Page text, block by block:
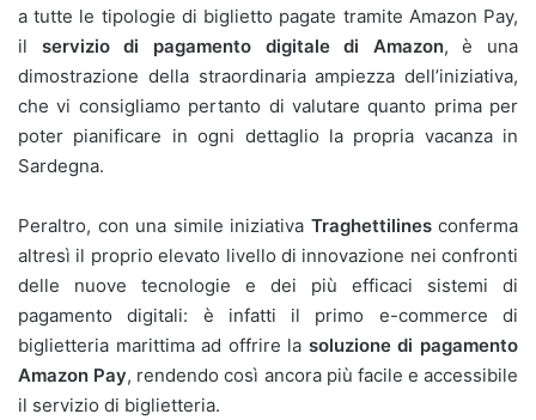
a tutte le tipologie di biglietto pagate tramite Amazon Pay,
il servizio di pagamento digitale di Amazon, è una
dimostrazione della straordinaria ampiezza dell’iniziativa,
che vi consigliamo pertanto di valutare quanto prima per
poter pianificare in ogni dettaglio la propria vacanza in
Sardegna.
Peraltro, con una simile iniziativa Traghettilinesconferma
altresì il proprio elevato livello di innovazione nei confronti
delle nuove tecnologie e dei più efficaci sistemi di
pagamento digitali: è infatti il primo e-commerce di
biglietteria marittima ad offrire la soluzione di pagamento
Amazon Pay, rendendo così ancora più facile e accessibile
il servizio di biglietteria.